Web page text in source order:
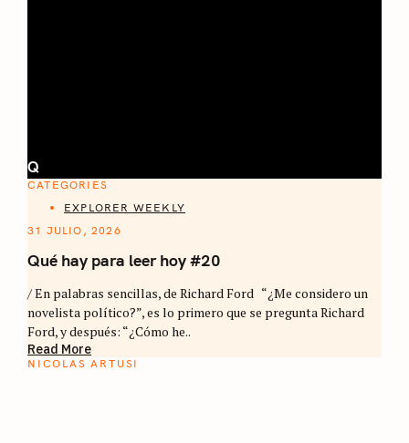
Q
CATEGORIES
EXPLORER WEEKLY
31 JULIO, 2026
Qué hay para leer hoy #20
/ En palabras sencillas, de Richard Ford “¿Me considero un
novelista político?”, es lo primero que se pregunta Richard
Ford, y después: “¿Cómo he..
Read More
NICOLAS ARTUSI